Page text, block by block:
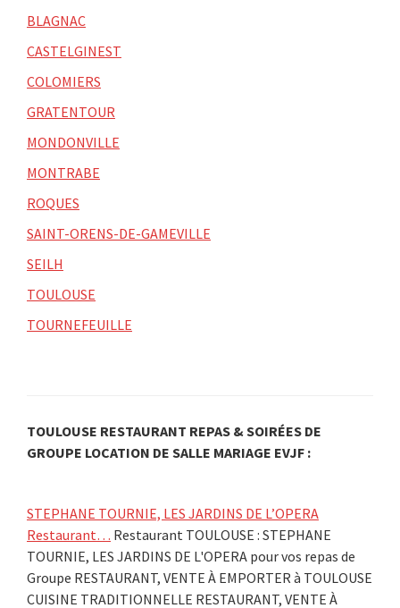
BLAGNAC
CASTELGINEST
COLOMIERS
GRATENTOUR
MONDONVILLE
MONTRABE
ROQUES
SAINT-ORENS-DE-GAMEVILLE
SEILH
TOULOUSE
TOURNEFEUILLE
TOULOUSE RESTAURANT REPAS & SOIRÉES DE
GROUPE LOCATION DE SALLE MARIAGE EVJF :
STEPHANE TOURNIE, LES JARDINS DE L’OPERA
Restaurant… Restaurant TOULOUSE : STEPHANE
TOURNIE, LES JARDINS DE L'OPERA pour vos repas de
Groupe RESTAURANT, VENTE À EMPORTER à TOULOUSE
CUISINE TRADITIONNELLE RESTAURANT, VENTE À